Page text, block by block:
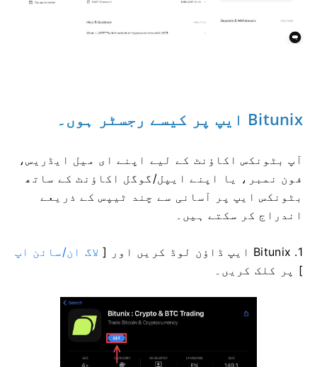
Bitunix ایپ پر کیسے رجسٹر ہوں۔
آپ بٹونکس اکاؤنٹ کے لیے اپنے ای میل ایڈریس،
فون نمبر، یا اپنے ایپل/گوگل اکاؤنٹ کے ساتھ
بٹونکس ایپ پر آسانی سے چند ٹیپس کے ذریعے
اندراج کر سکتے ہیں۔
1. Bitunix ایپ ڈاؤن لوڈ کریں اور [
لاگ ان/سائن اپ
] پر کلک کریں۔